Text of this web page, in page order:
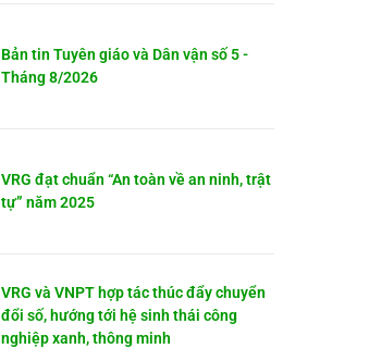
Bản tin Tuyên giáo và Dân vận số 5 -
Tháng 8/2026
VRG đạt chuẩn “An toàn về an ninh, trật
tự” năm 2025
VRG và VNPT hợp tác thúc đẩy chuyển
đổi số, hướng tới hệ sinh thái công
nghiệp xanh, thông minh